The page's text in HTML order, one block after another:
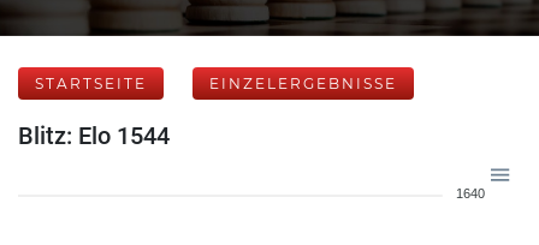
STARTSEITE EINZELERGEBNISSE
Blitz: Elo 1544
1640